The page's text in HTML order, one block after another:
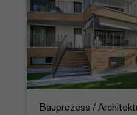
Bauprozess /